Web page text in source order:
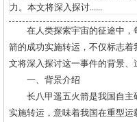
力。本文将深入探讨......
在人类探索宇宙的征途中
箭的成功实施转运，不仅标志
文将深入探讨这一事件的背景
一、背景介绍
长八甲遥五火箭是我国自
实施转运，意味着我国在重型